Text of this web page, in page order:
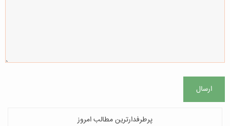
ارسال
پرطرفدارترین مطالب امروز